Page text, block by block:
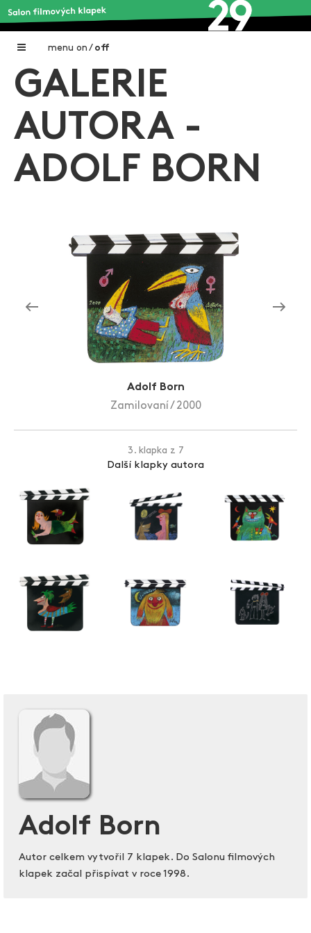
menu on / off
Home
Galerie filmových klapek
Autoři filmových klapek
Aukce filmových klapek
Zlín Film Festival
GALERIE
AUTORA -
ADOLF BORN
Adolf Born
Zamilovaní / 2000
3. klapka z 7
Další klapky autora
Adolf Born
Autor celkem vytvořil 7 klapek. Do Salonu filmových
klapek začal přispívat v roce 1998.